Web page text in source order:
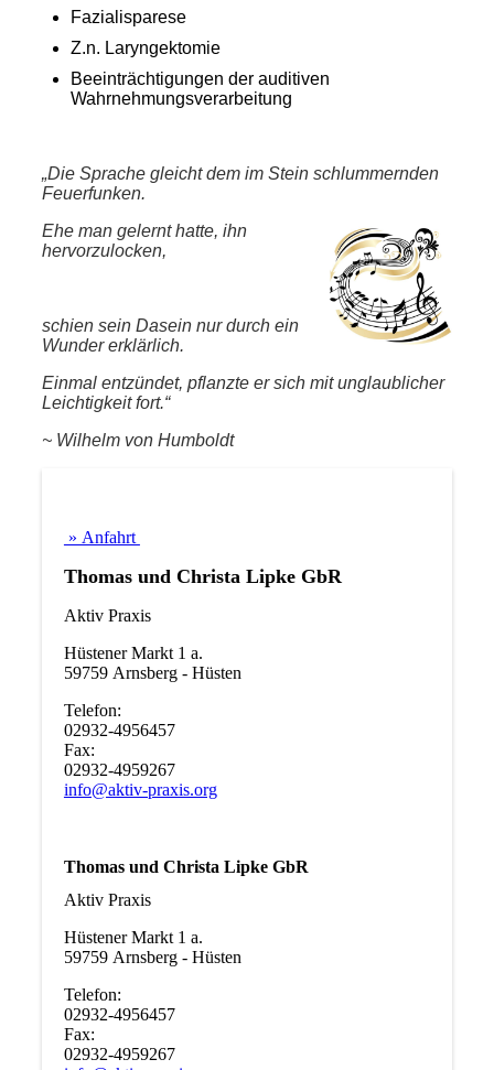
Fazialisparese
Z.n. Laryngektomie
Beeinträchtigungen der auditiven
Wahrnehmungsverarbeitung
„Die Sprache gleicht dem im Stein schlummernden
Feuerfunken.
Ehe man gelernt hatte, ihn
hervorzulocken,
schien sein Dasein nur durch ein
Wunder erklärlich.
Einmal entzündet, pflanzte er sich mit unglaublicher
Leichtigkeit fort.“
~ Wilhelm von Humboldt
» Anfahrt
Thomas und Christa Lipke GbR
Aktiv Praxis
Hüstener Markt 1 a.
59759 Arnsberg - Hüsten
Telefon:
02932-4956457
Fax:
02932-4959267
info@aktiv-praxis.org
Thomas und Christa Lipke GbR
Aktiv Praxis
Hüstener Markt 1 a.
59759 Arnsberg - Hüsten
Telefon:
02932-4956457
Fax:
02932-4959267